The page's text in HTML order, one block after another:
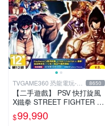
TVGAME360 恐龍電玩-台
中店
8650
【二手遊戲】 PSV 快打旋風
X鐵拳 STREET FIGHTER X
TEKKEN 中文版 【台中恐龍
電玩】
$99,990